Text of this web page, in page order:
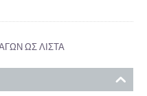
ΩΣ ΛΊΣΤΑ